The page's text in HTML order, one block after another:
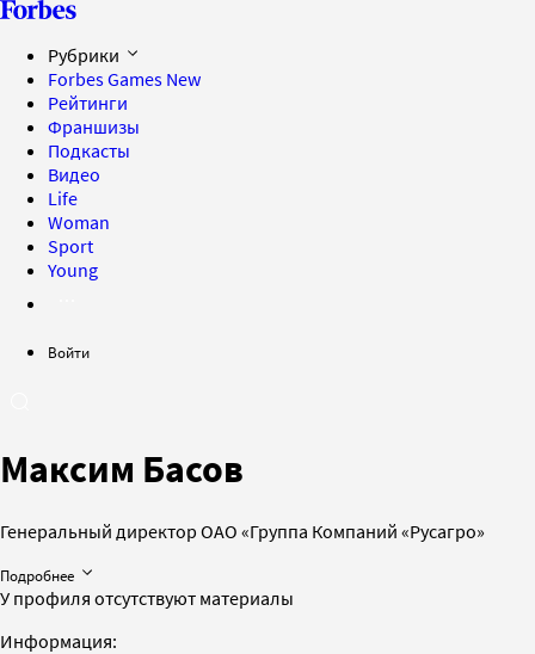
Рубрики
Forbes Games New
Рейтинги
Франшизы
Подкасты
Видео
Life
Woman
Sport
Young
Войти
Макcим Басов
Генеральный директор ОАО «Группа Компаний «Русагро»
Подробнее
У профиля отсутствуют материалы
Информация: